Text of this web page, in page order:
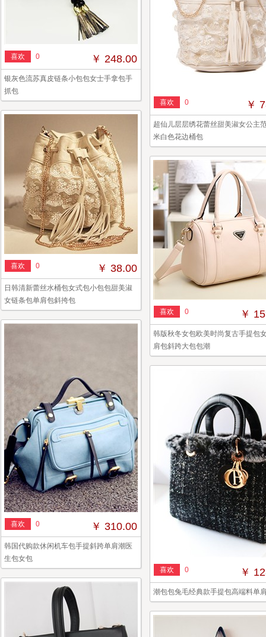
喜欢 0 ￥ 248.00
银灰色流苏真皮链条小包包女士手拿包手
抓包
喜欢
0 ￥
超仙儿层层绣花蕾丝甜美淑女公主
米白色花边桶包
喜欢 0 ￥ 38.00
日韩清新蕾丝水桶包女式包小包包甜美淑
女链条包单肩包斜挎包
喜欢
0 ￥
韩版秋冬女包欧美时尚复古手提包
肩包斜跨大包包潮
喜欢 0 ￥ 310.00
韩国代购款休闲机车包手提斜跨单肩潮医
生包女包
喜欢
0 ￥
潮包包兔毛经典款手提包高端料单